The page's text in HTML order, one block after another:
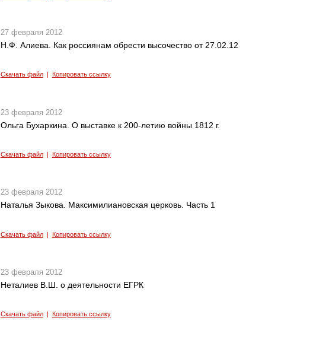
27 февраля 2012
Н.Ф. Алиева. Как россиянам обрести высочество от 27.02.12
Скачать файл| Копировать ссылку
23 февраля 2012
Ольга Бухаркина. О выставке к 200-летию войны 1812 г.
Скачать файл| Копировать ссылку
23 февраля 2012
Наталья Зыкова. Максимилиановская церковь. Часть 1
Скачать файл| Копировать ссылку
23 февраля 2012
Неталиев В.Ш. о деятельности ЕГРК
Скачать файл| Копировать ссылку